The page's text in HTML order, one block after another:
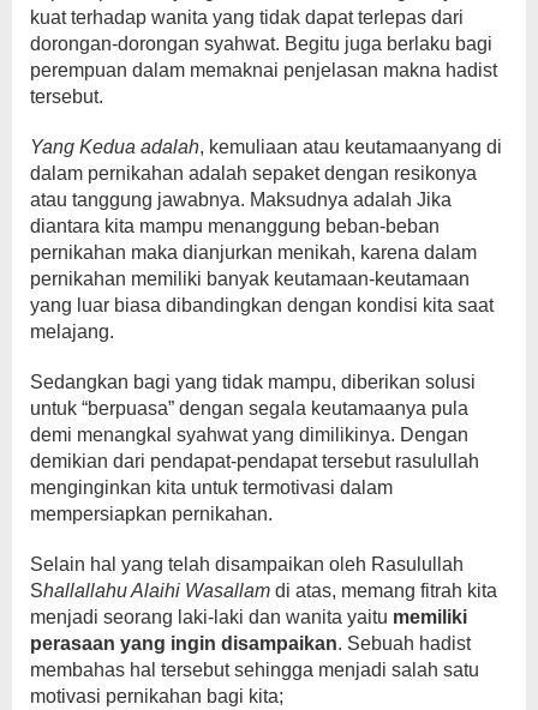
kuat terhadap wanita yang tidak dapat terlepas dari
dorongan-dorongan syahwat. Begitu juga berlaku bagi
perempuan dalam memaknai penjelasan makna hadist
tersebut.
Yang Kedua adalah, kemuliaan atau keutamaanyang di
dalam pernikahan adalah sepaket dengan resikonya
atau tanggung jawabnya. Maksudnya adalah Jika
diantara kita mampu menanggung beban-beban
pernikahan maka dianjurkan menikah, karena dalam
pernikahan memiliki banyak keutamaan-keutamaan
yang luar biasa dibandingkan dengan kondisi kita saat
melajang.
Sedangkan bagi yang tidak mampu, diberikan solusi
untuk “berpuasa” dengan segala keutamaanya pula
demi menangkal syahwat yang dimilikinya. Dengan
demikian dari pendapat-pendapat tersebut rasulullah
menginginkan kita untuk termotivasi dalam
mempersiapkan pernikahan.
Selain hal yang telah disampaikan oleh Rasulullah
Shallallahu Alaihi Wasallam di atas, memang fitrah kita
menjadi seorang laki-laki dan wanita yaitu memiliki
perasaan yang ingin disampaikan. Sebuah hadist
membahas hal tersebut sehingga menjadi salah satu
motivasi pernikahan bagi kita;